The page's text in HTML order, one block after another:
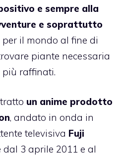
e sempre alla
e soprattutto
il mondo al fine di
piante necessaria
raffinati.
un anime prodotto
, andato in onda in
televisiva Fuji
3 aprile 2011 e al